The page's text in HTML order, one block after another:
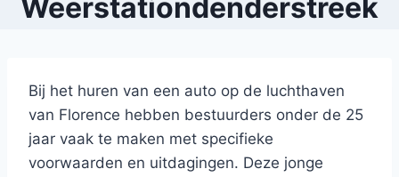
Weerstationdenderstreek
Bij het huren van een auto op de luchthaven
van Florence hebben bestuurders onder de 25
jaar vaak te maken met specifieke
voorwaarden en uitdagingen. Deze jonge